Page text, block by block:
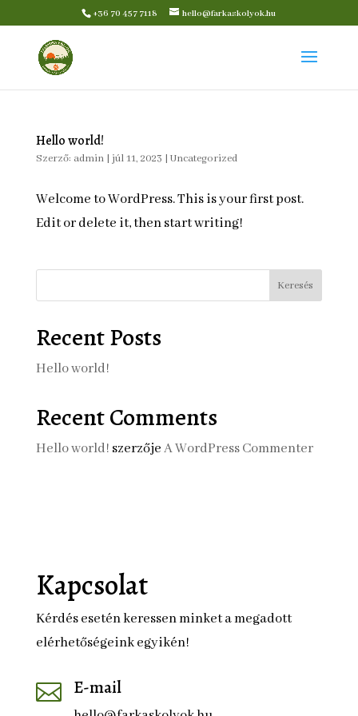
+36 70 457 7118 hello@farkaskolyok.hu
Hello world!
Szerző: admin| júl 11, 2023 | Uncategorized
Welcome to WordPress. This is your first post.
Edit or delete it, then start writing!
Keresés
Recent Posts
Hello world!
Recent Comments
Hello world! szerzőjeA WordPress Commenter
Kapcsolat
Kérdés esetén keressen minket a megadott
elérhetőségeink egyikén!
 E-mail